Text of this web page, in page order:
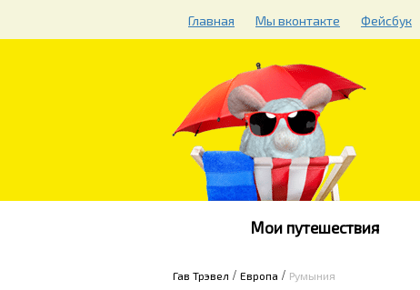
Главная Мы вконтакте Фейсбук
Мои путешествия
Гав Трэвел / Европа / Румыния